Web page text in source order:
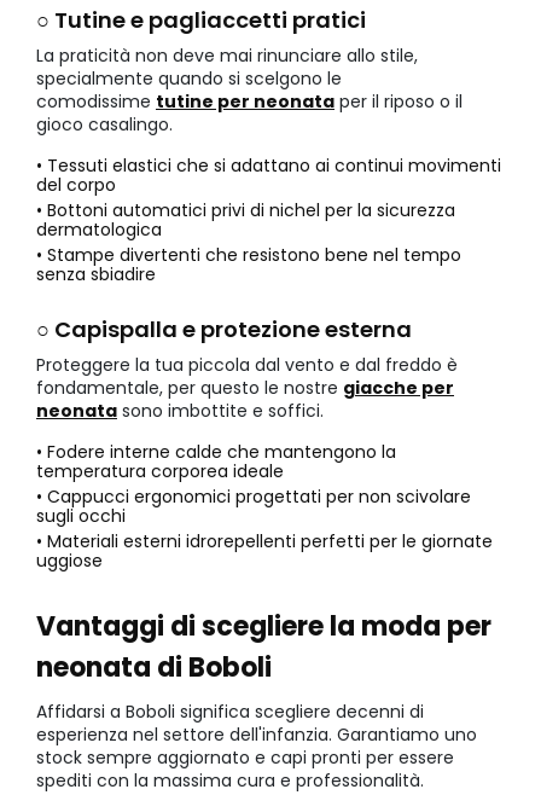
○ Tutine e pagliaccetti pratici
La praticità non deve mai rinunciare allo stile,
specialmente quando si scelgono le
comodissime tutine per neonata per il riposo o il
gioco casalingo.
• Tessuti elastici che si adattano ai continui movimenti
del corpo
• Bottoni automatici privi di nichel per la sicurezza
dermatologica
• Stampe divertenti che resistono bene nel tempo
senza sbiadire
○ Capispalla e protezione esterna
Proteggere la tua piccola dal vento e dal freddo è
fondamentale, per questo le nostre giacche per
neonata sono imbottite e soffici.
• Fodere interne calde che mantengono la
temperatura corporea ideale
• Cappucci ergonomici progettati per non scivolare
sugli occhi
• Materiali esterni idrorepellenti perfetti per le giornate
uggiose
Vantaggi di scegliere la moda per
neonata di Boboli
Affidarsi a Boboli significa scegliere decenni di
esperienza nel settore dell'infanzia. Garantiamo uno
stock sempre aggiornato e capi pronti per essere
spediti con la massima cura e professionalità.